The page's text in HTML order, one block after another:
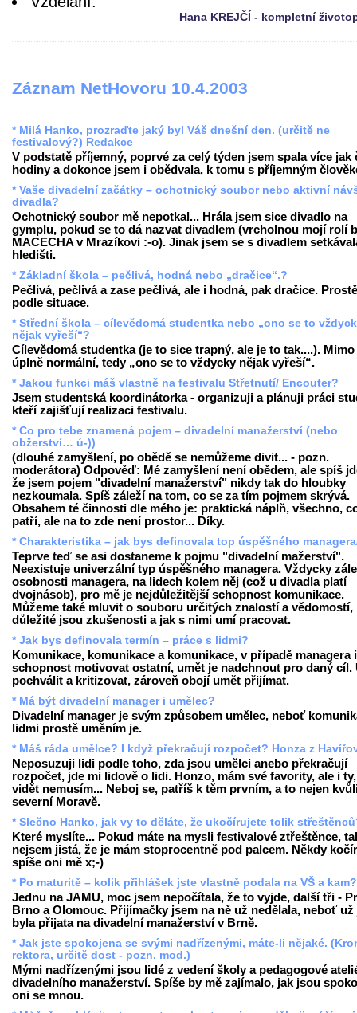
Hana KREJČÍ - kompletní
Záznam NetHovoru 10.4.2003
* Milá Hanko, prozraďte jaký byl Váš dnešní den. (určitě ne
festivalový?) Redakce
V podstatě příjemný, poprvé za celý týden jsem spala více jak
hodiny a dokonce jsem i obědvala, k tomu s příjemným
* Vaše divadelní začátky – ochotnický soubor nebo aktivní
divadla?
Ochotnický soubor mě nepotkal... Hrála jsem sice divadlo na
gymplu, pokud se to dá nazvat divadlem (vrcholnou mojí rolí
MACECHA v Mrazíkovi :-o). Jinak jsem se s divadlem
hledišti.
* Základní škola – pečlivá, hodná nebo „dračice“.?
Pečlivá, pečlivá a zase pečlivá, ale i hodná, pak dračice. Prostě
podle situace.
* Střední škola – cílevědomá studentka nebo „ono se to
nějak vyřeší“?
Cílevědomá studentka (je to sice trapný, ale je to tak....).
úplně normální, tedy „ono se to vždycky nějak vyřeší“.
* Jakou funkci máš vlastně na festivalu Střetnutí/ Encouter?
Jsem studentská koordinátorka - organizuji a plánuji práci
kteří zajišťují realizaci festivalu.
* Co pro tebe znamená pojem – divadelní manažerství (nebo
obžerství… ú-))
(dlouhé zamyšlení, po obědě se nemůžeme divit... - pozn.
moderátora) Odpověď: Mé zamyšlení není obědem, ale spíš
že jsem pojem "divadelní manažerství" nikdy tak do hloubky
nezkoumala. Spíš záleží na tom, co se za tím pojmem skrývá.
Obsahem té činnosti dle mého je: praktická náplň, všechno,
patří, ale na to zde není prostor... Díky.
* Charakteristika – jak bys definovala top úspěšného
Teprve teď se asi dostaneme k pojmu "divadelní mažerství".
Neexistuje univerzální typ úspěšného managera. Vždycky
osobnosti managera, na lidech kolem něj (což u divadla platí
dvojnásob), pro mě je nejdůležitější schopnost komunikace.
Můžeme také mluvit o souboru určitých znalostí a vědomostí,
důležité jsou zkušenosti a jak s nimi umí pracovat.
* Jak bys definovala termín – práce s lidmi?
Komunikace, komunikace a komunikace, v případě managera i
schopnost motivovat ostatní, umět je nadchnout pro daný cíl.
pochválit a kritizovat, zároveň obojí umět přijímat.
* Má být divadelní manager i umělec?
Divadelní manager je svým způsobem umělec, neboť
lidmi prostě uměním je.
* Máš ráda umělce? I když překračují rozpočet? Honza z
Neposuzuji lidi podle toho, zda jsou umělci anebo překračují
rozpočet, jde mi lidově o lidi. Honzo, mám své favority, ale i
vidět nemusím... Neboj se, patříš k těm prvním, a to nejen
severní Moravě.
* Slečno Hanko, jak vy to děláte, že ukočírujete tolik
Které myslíte... Pokud máte na mysli festivalové ztřeštěnce,
nejsem jistá, že je mám stoprocentně pod palcem. Někdy
spíše oni mě x;-)
* Po maturitě – kolik přihlášek jste vlastně podala na VŠ a kam?
Jednu na JAMU, moc jsem nepočítala, že to vyjde, další tři -
Brno a Olomouc. Přijímačky jsem na ně už nedělala, neboť už
byla přijata na divadelní manažerství v Brně.
* Jak jste spokojena se svými nadřízenými, máte-li nějaké.
rektora, určitě dost - pozn. mod.)
Mými nadřízenými jsou lidé z vedení školy a pedagogové
divadelního manažerství. Spíše by mě zajímalo, jak jsou
oni se mnou.